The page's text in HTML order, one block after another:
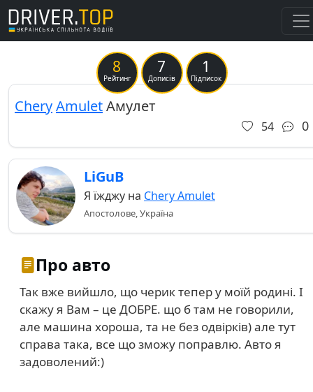
8
Рейтинг
7
Дописів
1
Підписок
CheryAmuletАмулет
54 0
LiGuB
Я їжджу на Chery Amulet
Апостолове, Україна
Про авто
Так вже вийшло, що черик тепер у моїй родині. І
скажу я Вам – це ДОБРЕ. що б там не говорили,
але машина хороша, та не без одвірків) але тут
справа така, все що зможу поправлю. Авто я
задоволений:)